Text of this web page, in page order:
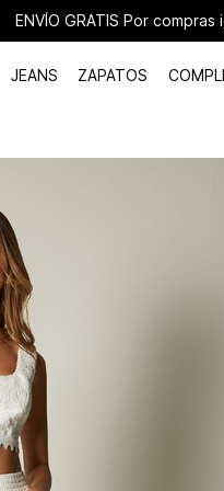
ENVÍO GRATIS Por
JEANS ZAPATOS